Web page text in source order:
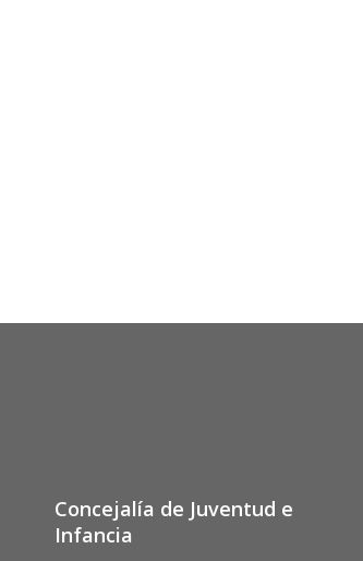
Concejalía de Juventud e
Infancia